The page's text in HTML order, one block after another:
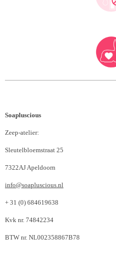
Soapluscious
Zeep-atelier:
Sleutelbloemstraat 25
7322AJ Apeldoorn
info@soapluscious.nl
+ 31 (0) 684619638
Kvk nr. 74842234
BTW nr. NL002358867B78